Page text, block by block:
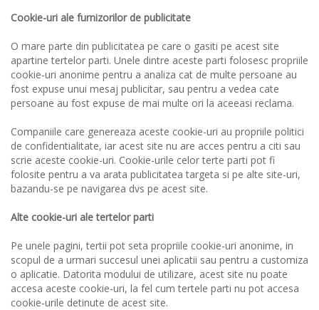
Cookie-uri ale furnizorilor de publicitate
O mare parte din publicitatea pe care o gasiti pe acest site
apartine tertelor parti. Unele dintre aceste parti folosesc propriile
cookie-uri anonime pentru a analiza cat de multe persoane au
fost expuse unui mesaj publicitar, sau pentru a vedea cate
persoane au fost expuse de mai multe ori la aceeasi reclama.
Companiile care genereaza aceste cookie-uri au propriile politici
de confidentialitate, iar acest site nu are acces pentru a citi sau
scrie aceste cookie-uri. Cookie-urile celor terte parti pot fi
folosite pentru a va arata publicitatea targeta si pe alte site-uri,
bazandu-se pe navigarea dvs pe acest site.
Alte cookie-uri ale tertelor parti
Pe unele pagini, tertii pot seta propriile cookie-uri anonime, in
scopul de a urmari succesul unei aplicatii sau pentru a customiza
o aplicatie. Datorita modului de utilizare, acest site nu poate
accesa aceste cookie-uri, la fel cum tertele parti nu pot accesa
cookie-urile detinute de acest site.